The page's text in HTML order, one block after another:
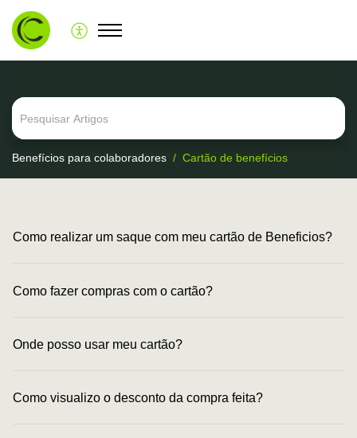
Benefícios para colaboradores Cartão de benefícios
Como realizar um saque com meu cartão de Beneficios?
Como fazer compras com o cartão?
Onde posso usar meu cartão?
Como visualizo o desconto da compra feita?